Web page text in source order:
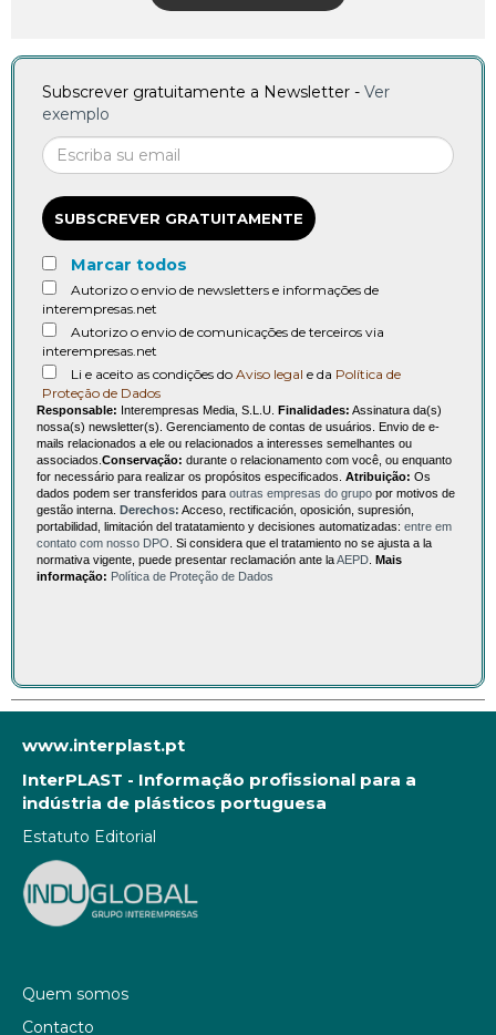
Subscrever gratuitamente a Newsletter - Ver
exemplo
SUBSCREVER GRATUITAMENTE
Marcar todos
Autorizo o envio de newsletters e informações de
interempresas.net
Autorizo o envio de comunicações de terceiros via
interempresas.net
Li e aceito as condições do Aviso legal e da Política de
Proteção de Dados
Responsable: Interempresas Media, S.L.U. Finalidades: Assinatura da(s)
nossa(s) newsletter(s). Gerenciamento de contas de usuários. Envio de e-
mails relacionados a ele ou relacionados a interesses semelhantes ou
associados. Conservação: durante o relacionamento com você, ou enquanto
for necessário para realizar os propósitos especificados. Atribuição: Os
dados podem ser transferidos para outras empresas do grupo por motivos de
gestão interna. Derechos: Acceso, rectificación, oposición, supresión,
portabilidad, limitación del tratatamiento y decisiones automatizadas: entre em
contato com nosso DPO . Si considera que el tratamiento no se ajusta a la
normativa vigente, puede presentar reclamación ante laAEPD Mais
informação: Política de Proteção de Dados
www.interplast.pt
InterPLAST - Informação profissional para a
indústria de plásticos portuguesa
Estatuto Editorial
Quem somos
Contacto